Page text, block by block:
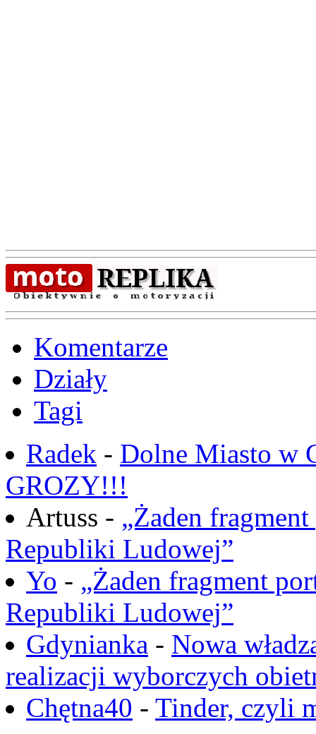
Komentarze
Działy
Tagi
Radek - Dolne Miasto w
GROZY!!!
Artuss - „Żaden
Republiki Ludowej”
Yo - „Żaden fragment
Republiki Ludowej”
Gdynianka - Nowa
realizacji wyborczych
Chętna40 - Tinder, czyli